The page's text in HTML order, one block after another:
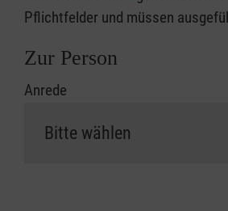
Pflichtfelder und müssen
Zur Person
Anrede